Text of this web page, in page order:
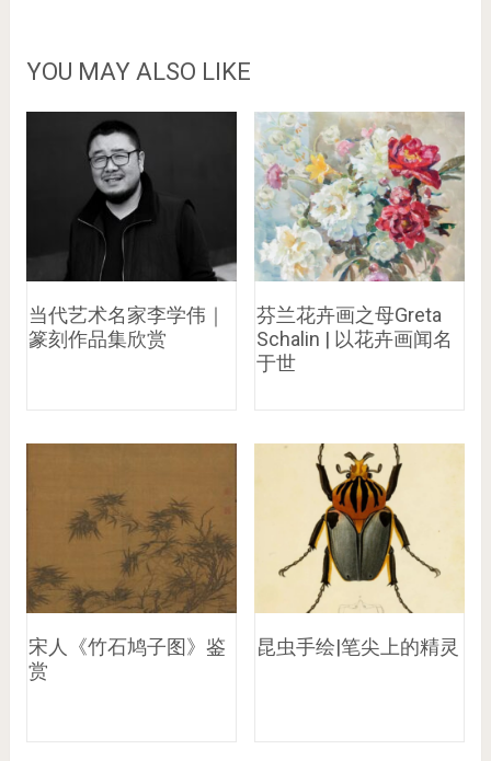
YOU MAY ALSO LIKE
当代艺术名家李学伟｜
篆刻作品集欣赏
芬兰花卉画之母Greta
Schalin | 以花卉画闻名
于世
宋人《竹石鸠子图》鉴
赏
昆虫手绘|笔尖上的精灵